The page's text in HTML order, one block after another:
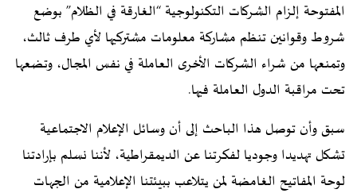
المفتوحة إلزام الشركات التكنولوجية “الغارقة في الظلام” بوضع
شروط وقوانين تنظم مشاركة معلومات مشتركيها لأي طرف ثالث،
وتمنعها من شراء الشركات الأخرى العاملة في نفس المجال، وتضعها
تحت مراقبة الدول العاملة فيها.
سبق وأن توصل هذا الباحث إلى أن وسائل الإعلام الاجتماعية
تشكل تهديدا وجوديا لفكرتنا عن الديمقراطية، لأننا نسلم بإرادتنا
لوحة المفاتيح الغامضة لمن يتلاعب ببيئتنا الإعلامية من الجهات